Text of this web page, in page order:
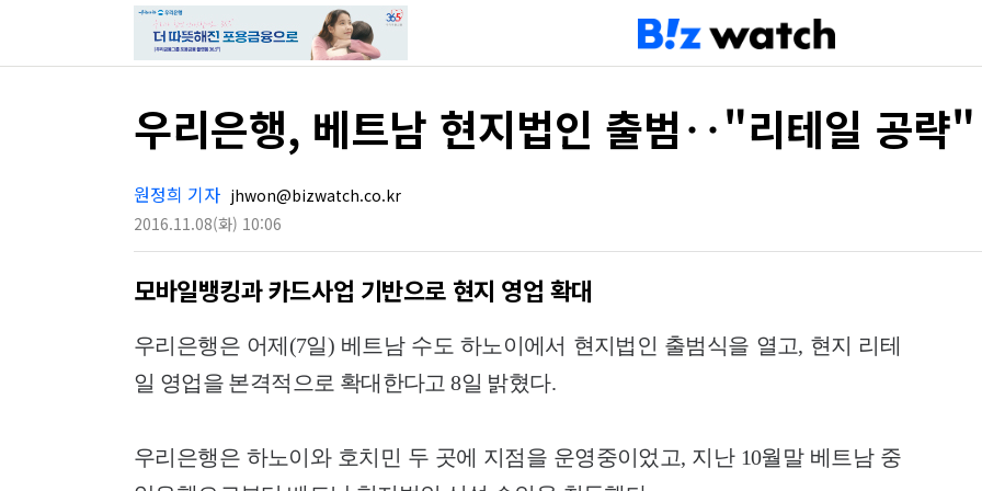
우리은행, 베트남 현지법인 출범‥"리테일 공략"
원정희 기자 jhwon@bizwatch.co.kr
2016.11.08(화) 10:06
모바일뱅킹과 카드사업 기반으로 현지 영업 확대
우리은행은 어제(7일) 베트남 수도 하노이에서 현지법인 출범식을 열고, 현지 리테
일 영업을 본격적으로 확대한다고 8일 밝혔다.
우리은행은 하노이와 호치민 두 곳에 지점을 운영중이었고, 지난 10월말 베트남 중